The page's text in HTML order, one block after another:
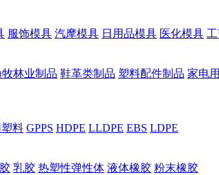
服饰模具 汽摩模具 日用品模具 医化模具
林业制品 鞋革类制品 塑料配件制品 家电
料 GPPS HDPE LLDPE EBS LDPE
乳胶 热塑性弹性体 液体橡胶 粉末橡胶